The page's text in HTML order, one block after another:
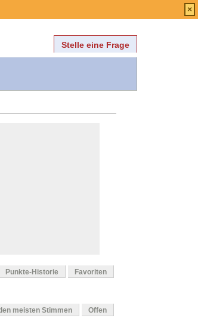
Stelle eine Frage
Punkte-Historie Favoriten
meisten Stimmen Offen
×